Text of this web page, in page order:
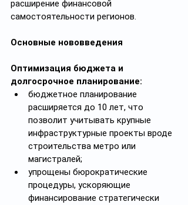
расширение финансовой
самостоятельности регионов.
Основные нововведения
Оптимизация бюджета и
долгосрочное планирование:
бюджетное планирование
расширяется до 10 лет, что
позволит учитывать крупные
инфраструктурные проекты вроде
строительства метро или
магистралей;
упрощены бюрократические
процедуры, ускоряющие
финансирование стратегически